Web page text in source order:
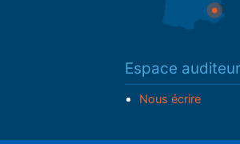
Espace
Nous écrire